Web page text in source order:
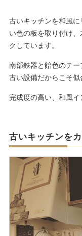
古いキッチンを和風
い色の板を取り付け
クしています。
南部鉄器と飴色のテー
古い設備だからこそ似
完成度の高い、和風イ
古いキッチンを